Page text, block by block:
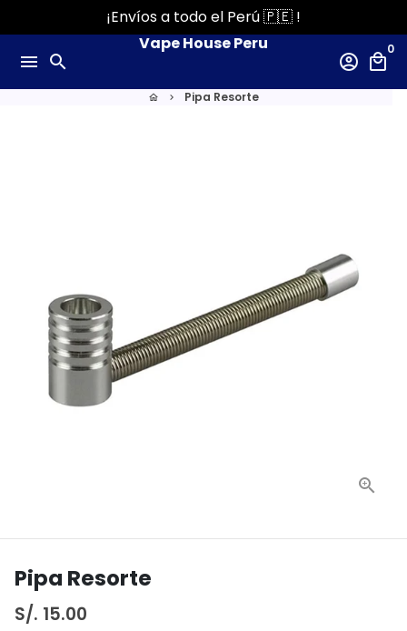
directamente
contenido
¡Envíos a todo el Perú 🇵🇪 !
menu search
Vape House Peru
account_circle local_mall
0
home keyboard_arrow_right Pipa Resorte
Pipa Resorte
S/. 15.00